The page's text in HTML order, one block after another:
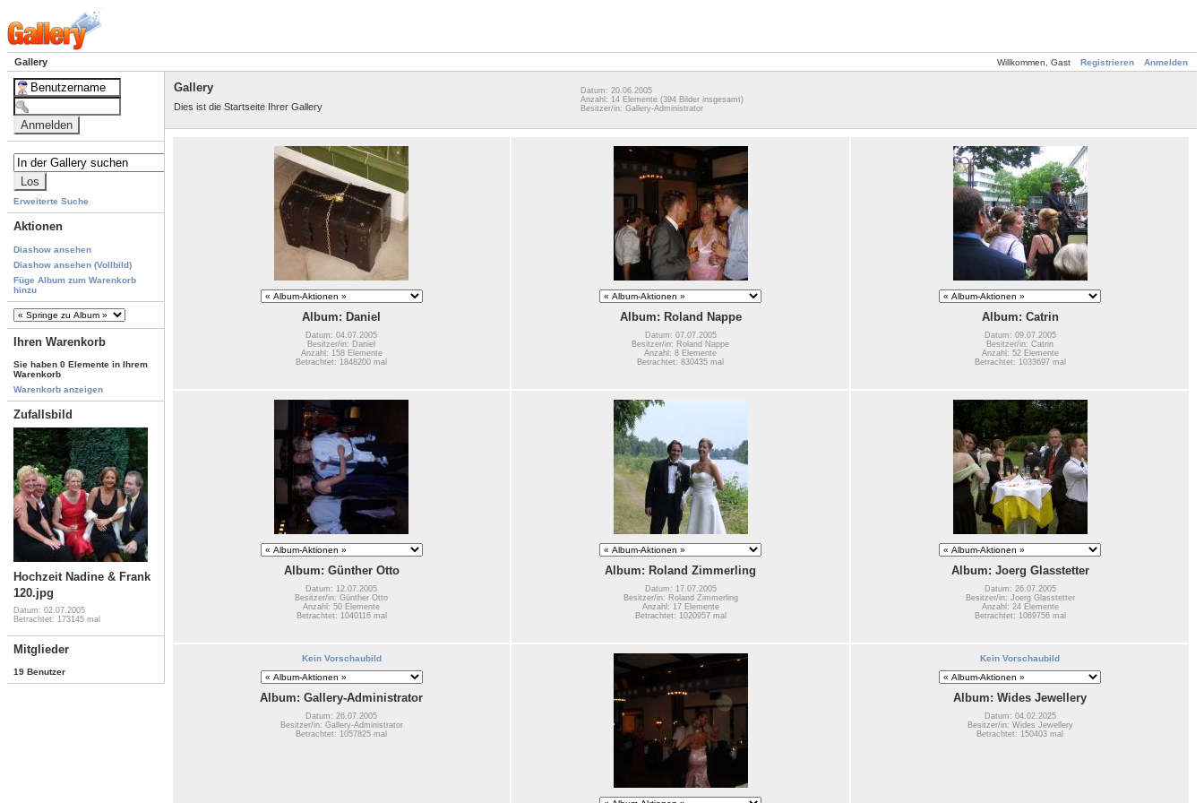
Willkommen, Gast Registrieren Anmelden
Gallery
Erweiterte Suche
Aktionen
Diashow ansehen
Diashow ansehen (Vollbild)
Füge Album zum Warenkorb
hinzu
Ihren Warenkorb
Sie haben 0 Elemente in Ihrem
Warenkorb
Warenkorb anzeigen
Zufallsbild
Hochzeit Nadine & Frank
120.jpg
Datum: 02.07.2005
Betrachtet: 173145 mal
Mitglieder
19 Benutzer
Gallery
Dies ist die Startseite Ihrer Gallery
Datum: 20.06.2005
Anzahl: 14 Elemente (394 Bilder insgesamt)
Besitzer/in: Gallery-Administrator
Album: Daniel
Datum: 04.07.2005
Besitzer/in: Daniel
Anzahl: 158 Elemente
Betrachtet: 1848200 mal
Album: Roland Nappe
Datum: 07.07.2005
Besitzer/in: Roland Nappe
Anzahl: 8 Elemente
Betrachtet: 830435 mal
Album: Catrin
Datum: 09.07.2005
Besitzer/in: Catrin
Anzahl: 52 Elemente
Betrachtet: 1033697 mal
Album: Günther Otto
Datum: 12.07.2005
Besitzer/in: Günther Otto
Anzahl: 50 Elemente
Betrachtet: 1040116 mal
Album: Roland Zimmerling
Datum: 17.07.2005
Besitzer/in: Roland Zimmerling
Anzahl: 17 Elemente
Betrachtet: 1020957 mal
Album: Joerg Glasstetter
Datum: 26.07.2005
Besitzer/in: Joerg Glasstetter
Anzahl: 24 Elemente
Betrachtet: 1069756 mal
Kein Vorschaubild
Album: Gallery-Administrator
Datum: 26.07.2005
Besitzer/in: Gallery-Administrator
Betrachtet: 1057825 mal
Kein Vorschaubild
Album: Wides Jewellery
Datum: 04.02.2025
Besitzer/in: Wides Jewellery
Betrachtet: 150403 mal